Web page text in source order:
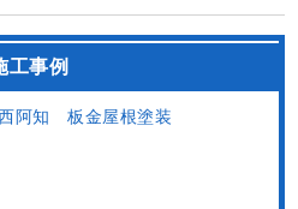
工事例
阿知 板金屋根塗装